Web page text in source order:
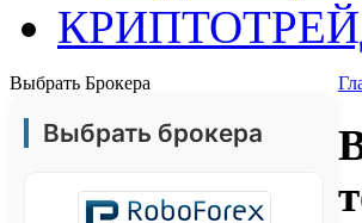
Выбрать Брокера
Выбрать брокера